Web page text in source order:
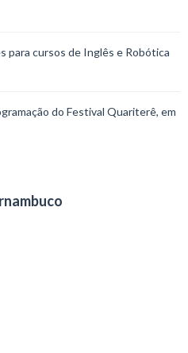
para cursos de Inglês e Robótica
do Festival Quariterê, em